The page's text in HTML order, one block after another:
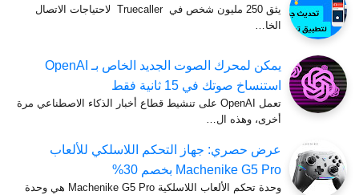
يثق 250 مليون شخص في Truecaller لاحتياجات الاتصال
الخا…
يمكن لمحرك الصوت الجديد الخاص بـ OpenAI
استنساخ صوتك في 15 ثانية فقط
تعمل OpenAI على تنشيط قطاع أخبار الذكاء الاصطناعي مرة
أخرى، وهذه ال…
عرض حصري: جهاز التحكم اللاسلكي للألعاب
Machenike G5 Pro بخصم 30%
وحدة تحكم الألعاب اللاسلكية Machenike G5 Pro هي وحدة